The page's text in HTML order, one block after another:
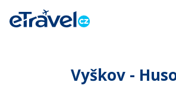
Vyškov -